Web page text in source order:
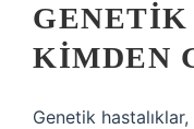
KIMDEN
Genetik